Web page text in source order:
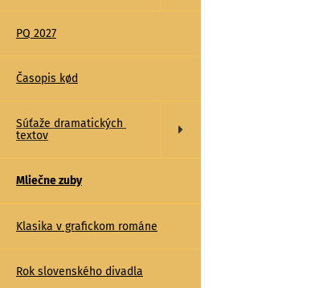
PQ 2027
Časopis kød
Súťaže dramatických
textov
Mliečne zuby
Klasika v grafickom románe
Rok slovenského divadla